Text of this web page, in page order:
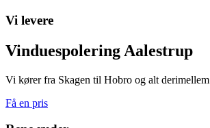
Vi levere
Vinduespolering Aalestrup
Vi kører fra Skagen til Hobro og alt derimellem
Få en pris